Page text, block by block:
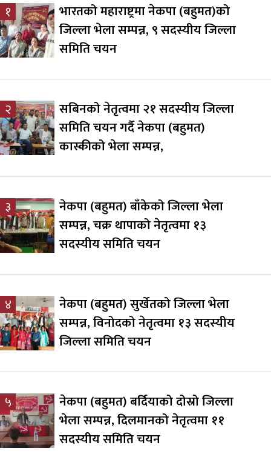
१
भारतको महाराष्ट्रमा नेकपा (बहुमत)को
जिल्ला भेला सम्पन्न, ९ सदस्यीय जिल्ला
समिति चयन
२
सबिनको नेतृत्वमा २१ सदस्यीय जिल्ला
समिति चयन गर्दै नेकपा (बहुमत)
कास्कीको भेला सम्पन्न,
३
नेकपा (बहुमत) बाँकेको जिल्ला भेला
सम्पन्न, चक्र थापाको नेतृत्वमा १३
सदस्यीय समिति चयन
४
नेकपा (बहुमत) सुर्खेतको जिल्ला भेला
सम्पन्न, विनोदको नेतृत्वमा १३ सदस्यीय
जिल्ला समिति चयन
५
नेकपा (बहुमत) बर्दियाको दोस्रो जिल्ला
भेला सम्पन्न, दिलमानको नेतृत्वमा ११
सदस्यीय समिति चयन